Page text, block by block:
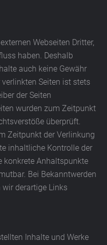
Webseiten Dritter,
haben. Deshalb
auch keine Gewähr
Seiten ist stets
der Seiten
wurden zum Zeitpunkt
überprüft.
Zeitpunkt der Verlinkung
inhaltliche Kontrolle der
konkrete Anhaltspunkte
Bei Bekanntwerden
derartige Links
Inhalte und Werke